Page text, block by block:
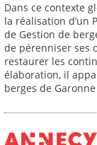
Dans ce contexte
la réalisation d’un
de Gestion de
de pérenniser ses
restaurer les
élaboration, il
berges de